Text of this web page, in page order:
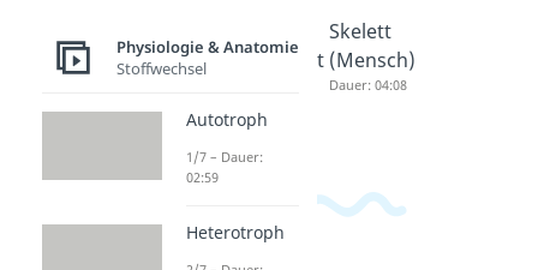
Dauer: 02:25
Muskulat
Dauer: 04:22
Skelett
(Mensch)
Dauer: 04:08
Physiologie & Anatomie
Stoffwechsel
Autotroph
1/7 – Dauer:
02:59
Heterotroph